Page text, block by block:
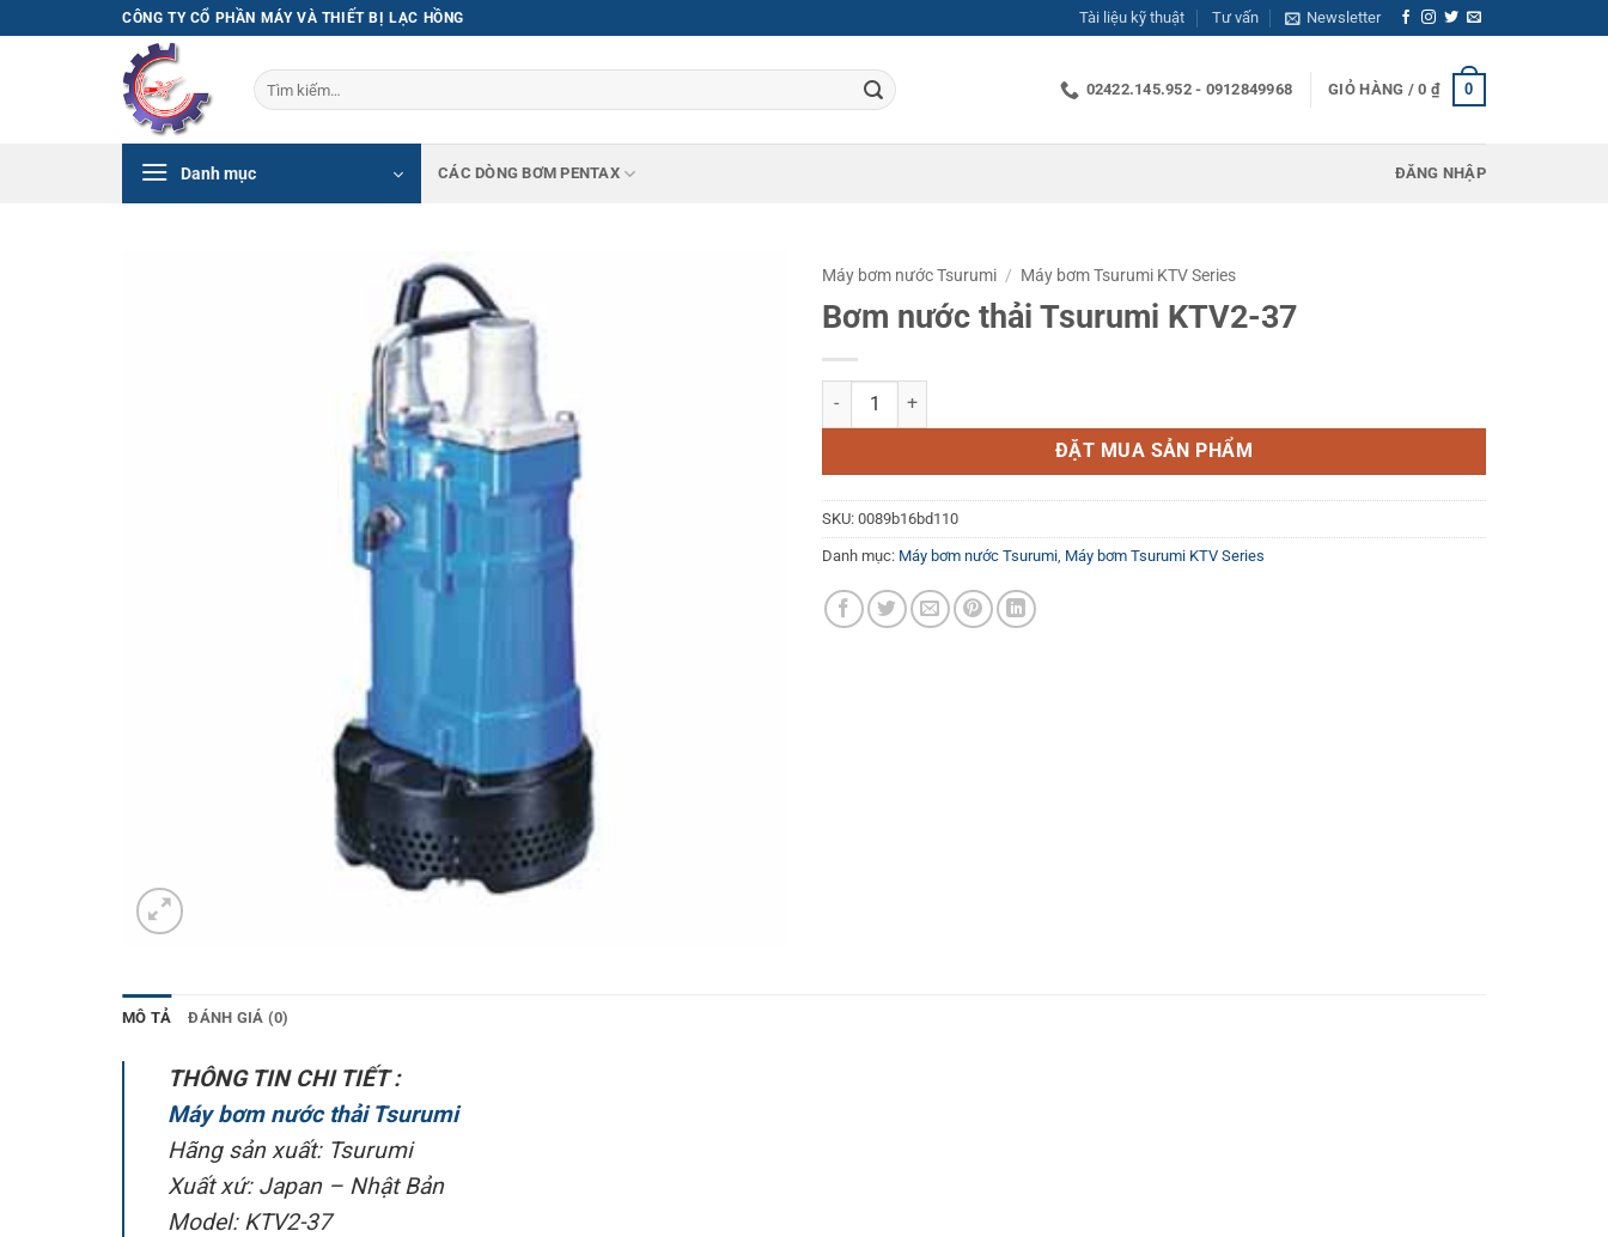
qua
CÔNG TY CỔ PHẦN MÁY VÀ THIẾT BỊ LẠC HỒNG Tài liệu kỹ thuật Tư vấn Newsletter
Tìm
kiếm:
02422.145.952 - 0912849968 GIỎ HÀNG /0 ₫ 0
Danh mục CÁC DÒNG BƠM PENTAX ĐĂNG NHẬP
Máy bơm nước Tsurumi / Máy bơm Tsurumi KTV Series
Bơm nước thải Tsurumi KTV2-37
Bơm nước thải Tsurumi KTV2-37 số lượng
ĐẶT MUA SẢN PHẨM
SKU: 0089b16bd110
Danh mục: Máy bơm nước Tsurumi Máy bơm Tsurumi KTV Series
MÔ TẢ ĐÁNH GIÁ (0)
THÔNG TIN CHI TIẾT :
Máy bơm nước thải Tsurumi
Hãng sản xuất: Tsurumi
Xuất xứ: Japan – Nhật Bản
Model: KTV2-37